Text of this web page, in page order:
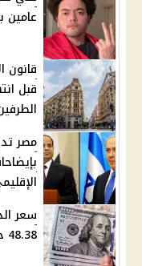
قانون
قبل
مصر
سعر
48.38 جنيه بالبنوك و49.04 بالسوق الموازية